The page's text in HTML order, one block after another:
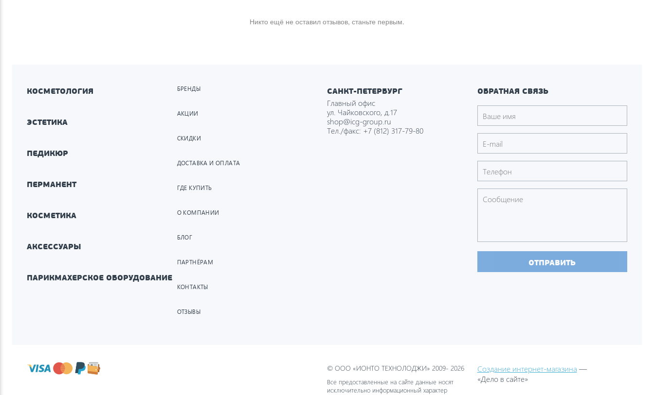
Никто ещё не оставил отзывов, станьте первым.
КОСМЕТОЛОГИЯ
ЭСТЕТИКА
ПЕДИКЮР
ПЕРМАНЕНТ
КОСМЕТИКА
АКСЕССУАРЫ
ПАРИКМАХЕРСКОЕ ОБОРУДОВАНИЕ
БРЕНДЫ
АКЦИИ
СКИДКИ
ДОСТАВКА И ОПЛАТА
ГДЕ КУПИТЬ
О КОМПАНИИ
БЛОГ
ПАРТНЁРАМ
КОНТАКТЫ
ОТЗЫВЫ
САНКТ-ПЕТЕРБУРГ
Главный офис
ул. Чайковского, д.17
shop@icg-group.ru
Тел./факс: +7 (812) 317-79-80
ОБРАТНАЯ СВЯЗЬ
ОТПРАВИТЬ
© ООО «ИОНТО ТЕХНОЛОДЖИ» 2009- 2026
Все предоставленные на сайте данные носят
исключительно информационный характер
Создание интернет-магазина —
«Дело в сайте»